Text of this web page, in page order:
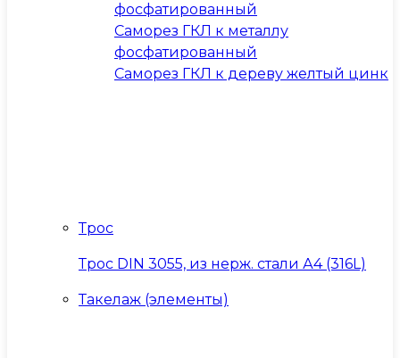
фосфатированный
Саморез ГКЛ к металлу
фосфатированный
Саморез ГКЛ к дереву желтый цинк
Трос
Трос DIN 3055, из нерж. стали А4 (316L)
Такелаж (элементы)